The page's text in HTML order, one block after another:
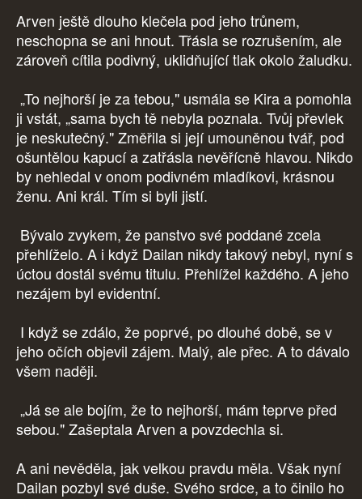
Arven ještě dlouho klečela pod jeho trůnem,
neschopna se ani hnout. Třásla se rozrušením, ale
zároveň cítila podivný, uklidňující tlak okolo žaludku.
„To nejhorší je za tebou," usmála se Kira a pomohla
ji vstát, „sama bych tě nebyla poznala. Tvůj převlek
je neskutečný." Změřila si její umouněnou tvář, pod
ošuntělou kapucí a zatřásla nevěřícně hlavou. Nikdo
by nehledal v onom podivném mladíkovi, krásnou
ženu. Ani král. Tím si byli jistí.
Bývalo zvykem, že panstvo své poddané zcela
přehlíželo. A i když Dailan nikdy takový nebyl, nyní s
úctou dostál svému titulu. Přehlížel každého. A jeho
nezájem byl evidentní.
I když se zdálo, že poprvé, po dlouhé době, se v
jeho očích objevil zájem. Malý, ale přec. A to dávalo
všem naději.
„Já se ale bojím, že to nejhorší, mám teprve před
sebou." Zašeptala Arven a povzdechla si.
A ani nevěděla, jak velkou pravdu měla. Však nyní
Dailan pozbyl své duše. Svého srdce, a to činilo ho